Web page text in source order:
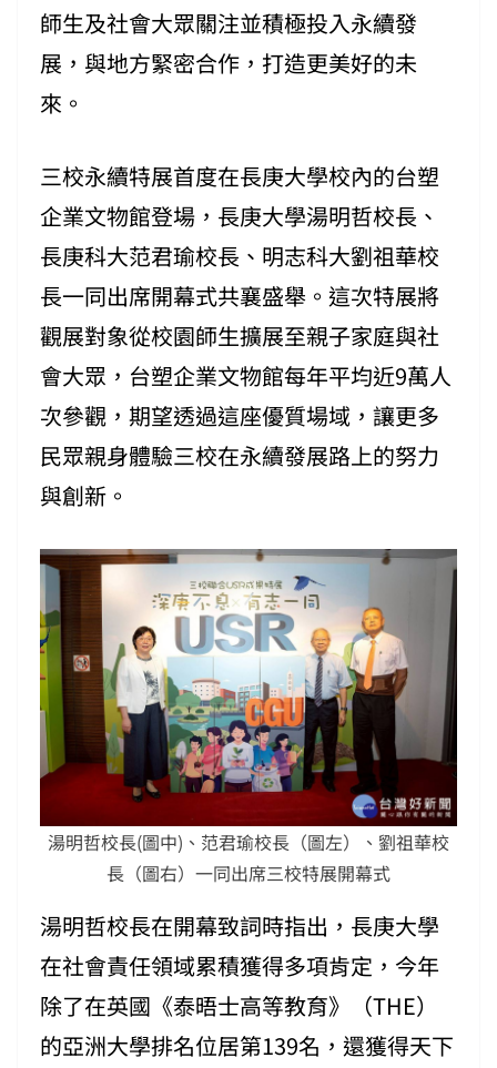
師生及社會大眾關注並積極投入永續發
展，與地方緊密合作，打造更美好的未
來。
三校永續特展首度在長庚大學校內的台塑
企業文物館登場，長庚大學湯明哲校長、
長庚科大范君瑜校長、明志科大劉祖華校
長一同出席開幕式共襄盛舉。這次特展將
觀展對象從校園師生擴展至親子家庭與社
會大眾，台塑企業文物館每年平均近9萬人
次參觀，期望透過這座優質場域，讓更多
民眾親身體驗三校在永續發展路上的努力
與創新。
湯明哲校長(圖中)、范君瑜校長（圖左）、劉祖華校
長（圖右）一同出席三校特展開幕式
湯明哲校長在開幕致詞時指出，長庚大學
在社會責任領域累積獲得多項肯定，今年
除了在英國《泰晤士高等教育》（THE）
的亞洲大學排名位居第139名，還獲得天下